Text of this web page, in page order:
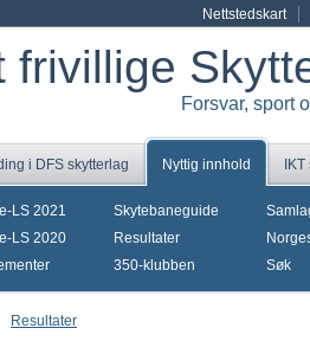
Nettstedskart
frivillige
Forsvar, sport
i DFS skytterlag Nyttig innhold
LS 2021
LS 2020
Skytebaneguide
Resultater
350-klubben
Søk
Resultater